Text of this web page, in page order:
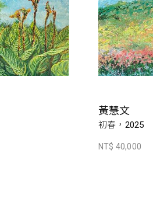
黃慧文
初春，2025
NT$ 40,000